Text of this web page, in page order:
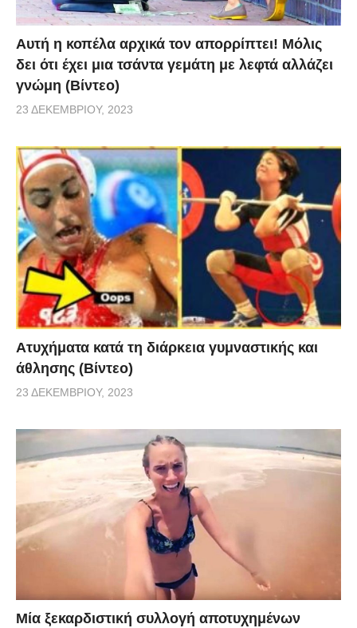
Αυτή η κοπέλα αρχικά τον απορρίπτει! Μόλις
δει ότι έχει μια τσάντα γεμάτη με λεφτά αλλάζει
γνώμη (Βίντεο)
23 ΔΕΚΕΜΒΡΊΟΥ, 2023
Aτυχήματα κατά τη διάρκεια γυμναστικής και
άθλησης (Βίντεο)
23 ΔΕΚΕΜΒΡΊΟΥ, 2023
Μία ξεκαρδιστική συλλογή αποτυχημένων